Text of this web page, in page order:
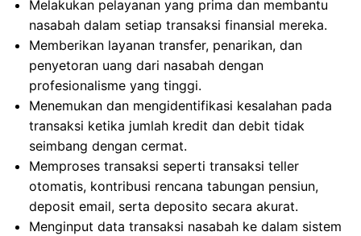
Melakukan pelayanan yang prima dan membantu
nasabah dalam setiap transaksi finansial mereka.
Memberikan layanan transfer, penarikan, dan
penyetoran uang dari nasabah dengan
profesionalisme yang tinggi.
Menemukan dan mengidentifikasi kesalahan pada
transaksi ketika jumlah kredit dan debit tidak
seimbang dengan cermat.
Memproses transaksi seperti transaksi teller
otomatis, kontribusi rencana tabungan pensiun,
deposit email, serta deposito secara akurat.
Menginput data transaksi nasabah ke dalam sistem